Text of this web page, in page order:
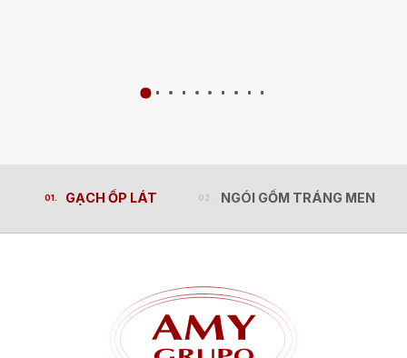
GẠCH ỐP LÁT
GẠCH ỐP LÁT
NGÓI GỐM TRÁNG MEN
NGÓI GỐM TRÁNG MEN